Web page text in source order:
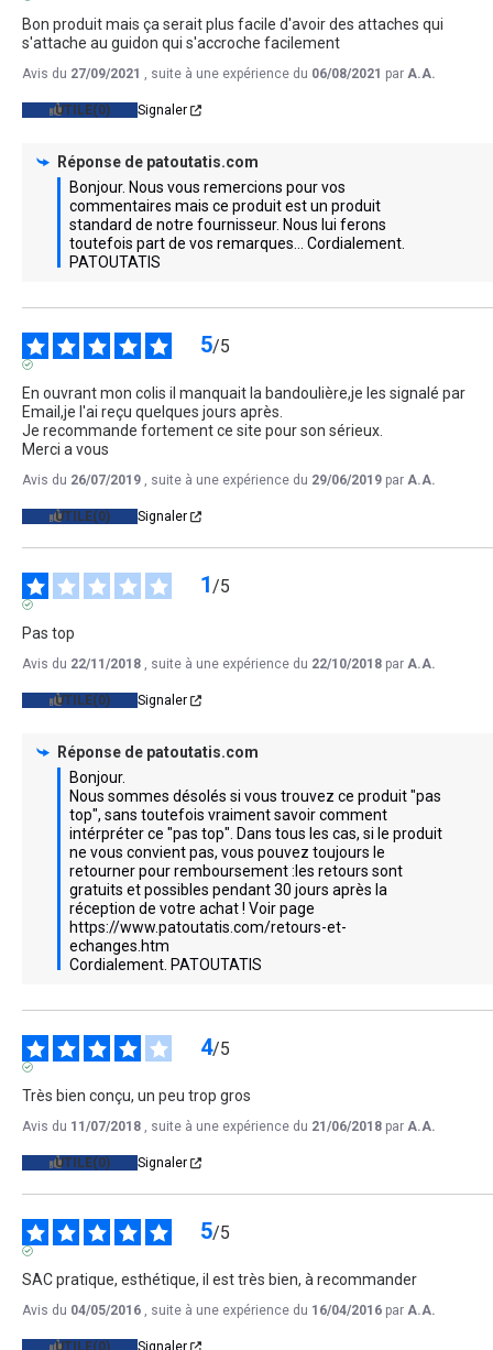
Bon produit mais ça serait plus facile d'avoir des attaches qui
s'attache au guidon qui s'accroche facilement
Avis du 27/09/2021 , suite à une expérience du 06/08/2021 par A.A.
UTILE(0) Signaler
Réponse de patoutatis.com
Bonjour. Nous vous remercions pour vos
commentaires mais ce produit est un produit
standard de notre fournisseur. Nous lui ferons
toutefois part de vos remarques... Cordialement.
PATOUTATIS
5/5
En ouvrant mon colis il manquait la bandoulière,je les signalé par
Email,je l'ai reçu quelques jours après.
Je recommande fortement ce site pour son sérieux.
Merci a vous
Avis du 26/07/2019 , suite à une expérience du 29/06/2019 par A.A.
UTILE(0) Signaler
1/5
Pas top
Avis du 22/11/2018 , suite à une expérience du 22/10/2018 par A.A.
UTILE(0) Signaler
Réponse de patoutatis.com
Bonjour.
Nous sommes désolés si vous trouvez ce produit "pas
top", sans toutefois vraiment savoir comment
intérpréter ce "pas top". Dans tous les cas, si le produit
ne vous convient pas, vous pouvez toujours le
retourner pour remboursement :les retours sont
gratuits et possibles pendant 30 jours après la
réception de votre achat ! Voir page
https://www.patoutatis.com/retours-et-
echanges.htm
Cordialement. PATOUTATIS
4/5
Très bien conçu, un peu trop gros
Avis du 11/07/2018 , suite à une expérience du 21/06/2018 par A.A.
UTILE(0) Signaler
5/5
SAC pratique, esthétique, il est très bien, à recommander
Avis du 04/05/2016 , suite à une expérience du 16/04/2016 par A.A.